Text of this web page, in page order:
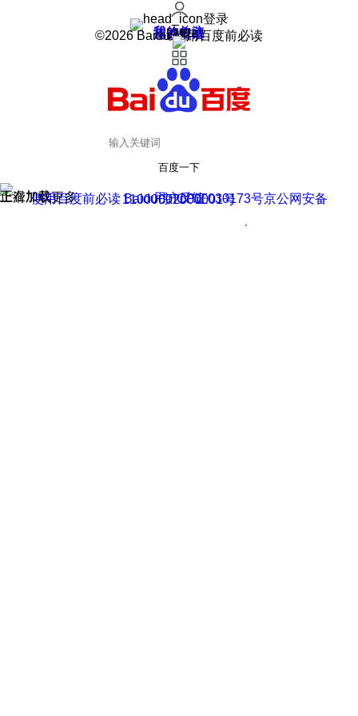
登录
我的关注
我的收藏
皮肤中心
用户反馈
设置
©2026 Baidu 使用百度前必读
百度一下
正在加载
上滑加载更多 用户反馈
使用百度前必读 Baidu 京ICP证030173号
京公网安备11000002000001号